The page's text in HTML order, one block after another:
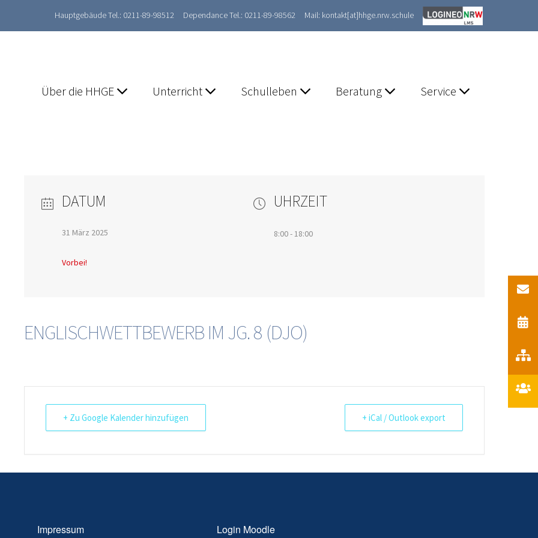
Hauptgebäude Tel.: 0211-89-98512 Dependance Tel.: 0211-89-98562 Mail: kontakt[at]hhge.nrw.schule
Über die HHGE Unterricht Schulleben Beratung Service
DATUM
31 März 2025
Vorbei!
UHRZEIT
8:00 - 18:00
ENGLISCHWETTBEWERB IM JG. 8 (DJO)
+ Zu Google Kalender hinzufügen + iCal / Outlook export
Impressum Login Moodle